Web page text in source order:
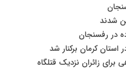
در رفسنجان
کرمان برکنار شد
زائران نزدیک قتلگاه